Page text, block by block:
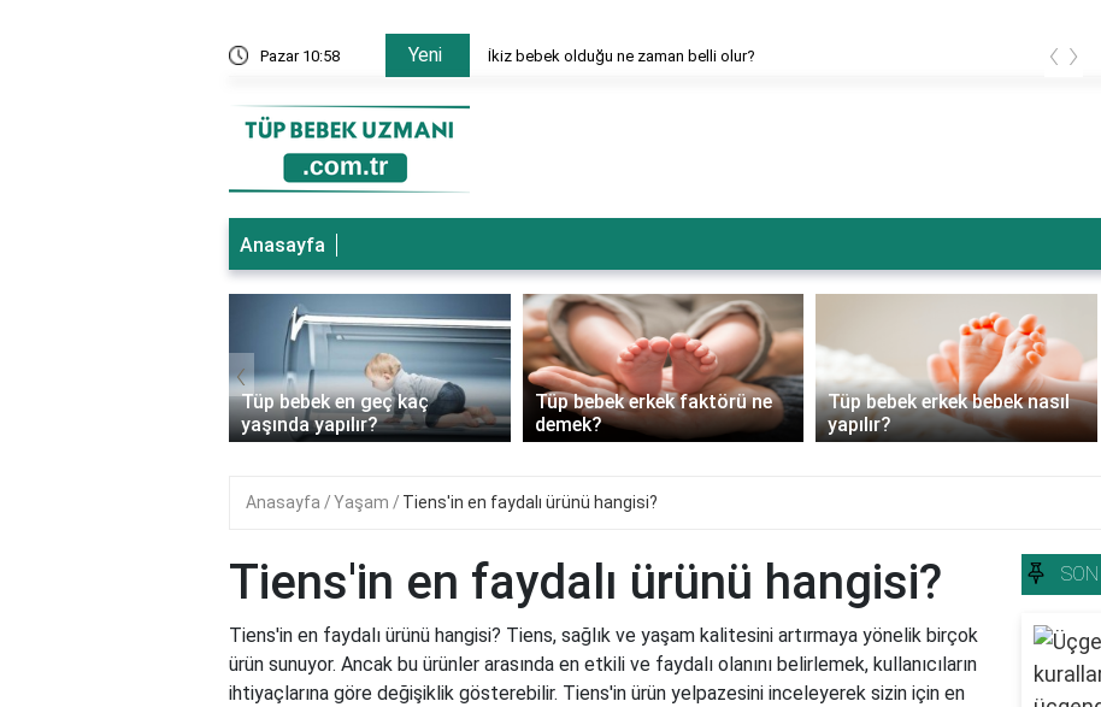
Pazar 10:58 Yeni İkiz bebek olduğu ne zaman belli olur? ‹ ›
Anasayfa
Tüp bebek en geç kaç
yaşında yapılır?
Tüp bebek erkek faktörü ne
demek?
Tüp bebek erkek bebek nasıl
yapılır?
‹
Anasayfa Yaşam Tiens'in en faydalı ürünü hangisi?
Tiens'in en faydalı ürünü hangisi?
Tiens'in en faydalı ürünü hangisi? Tiens, sağlık ve yaşam kalitesini artırmaya yönelik birçok
ürün sunuyor. Ancak bu ürünler arasında en etkili ve faydalı olanını belirlemek, kullanıcıların
ihtiyaçlarına göre değişiklik gösterebilir. Tiens'in ürün yelpazesini inceleyerek sizin için en